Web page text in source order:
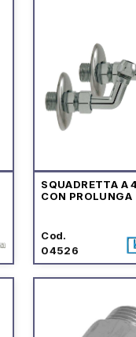
SQUADRETTA A
CON PROLUNGA
Cod.
04526